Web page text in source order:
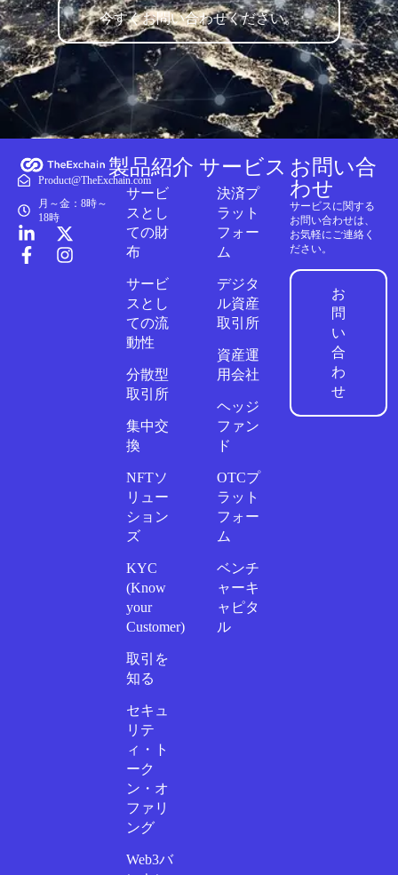
今すぐお問い合わせください。
Product@TheExchain.com
月～金：8時～
18時
製品紹介
サービ
スとし
ての財
布
サービ
スとし
ての流
動性
分散型
取引所
集中交
換
NFTソ
リュー
ション
ズ
KYC
(Know
your
Customer)
取引を
知る
セキュ
リテ
ィ・ト
ーク
ン・オ
ファリ
ング
Web3バ
サービス
決済プ
ラット
フォー
ム
デジタ
ル資産
取引所
資産運
用会社
ヘッジ
ファン
ド
OTCプ
ラット
フォー
ム
ベンチ
ャーキ
ャピタ
ル
お問い合
わせ
サービスに関する
お問い合わせは、
お気軽にご連絡く
ださい。
お
問
い
合
わ
せ